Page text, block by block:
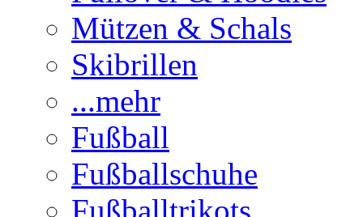
Mützen & Schals
Skibrillen
...mehr
Fußball
Fußballschuhe
Fußballtrikots